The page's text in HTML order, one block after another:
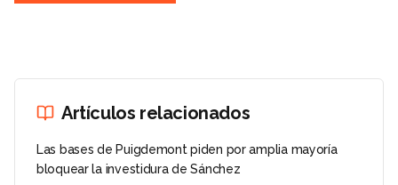
Artículos relacionados
Las bases de Puigdemont piden por amplia mayoría
bloquear la investidura de Sánchez